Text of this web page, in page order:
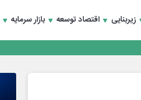
زیربنایی اقتصاد توسعه بازار سرمایه